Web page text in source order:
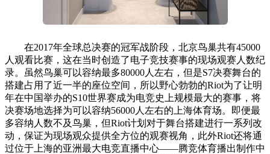
在2017年全球总决赛的冠军战阶段，北京鸟巢共有45000
人观看比赛，这在当时创造了电子竞技赛事的现场观赛人数纪
录。虽然鸟巢可以容纳最多80000人左右，但是S7决赛舞台的
搭建占用了近一半的座位空间，所以野心勃勃的Riot为了让明
年在中国举办的S10世界赛成为电竞史上规模最大的赛事，将
决赛场地选择为可以容纳56000人左右的上海体育场。即便最
多容纳人数不及鸟巢，但Riot计划对于舞台搭建进行一系列改
动，保证为现场观众提供全方位的观赛视角，此外Riot还将通
过位于上海的亚洲最大电竞直播中心——腾竞体育播出制作中